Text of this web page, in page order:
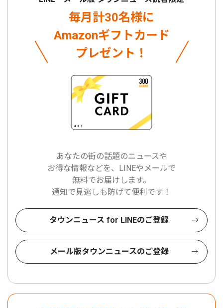
毎月計30名様に
Amazonギフトカード
プレゼント！
あなたの街の話題のニュースや
お得な情報などを、LINEやメールで
無料でお届けします。
通知で見逃しも防げて便利です！
タウンニュース for LINEのご登録
メール版タウンニュースのご登録